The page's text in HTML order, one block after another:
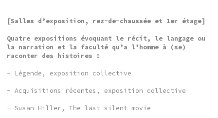
[Salles d’exposition, rez-de-chaussée et 1er étage]
Quatre expositions évoquant le récit, le langage ou
la narration et la faculté qu’a l’homme à (se)
raconter des histoires :
- Légende, exposition collective
- Acquisitions récentes, exposition collective
- Susan Hiller, The last silent movie